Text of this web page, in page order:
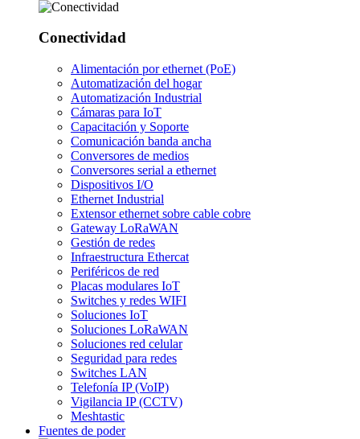
Conectividad
Alimentación por ethernet (PoE)
Automatización del hogar
Automatización Industrial
Cámaras para IoT
Capacitación y Soporte
Comunicación banda ancha
Conversores de medios
Conversores serial a ethernet
Dispositivos I/O
Ethernet Industrial
Extensor ethernet sobre cable cobre
Gateway LoRaWAN
Gestión de redes
Infraestructura Ethercat
Periféricos de red
Placas modulares IoT
Switches y redes WIFI
Soluciones IoT
Soluciones LoRaWAN
Soluciones red celular
Seguridad para redes
Switches LAN
Telefonía IP (VoIP)
Vigilancia IP (CCTV)
Meshtastic
Fuentes de poder